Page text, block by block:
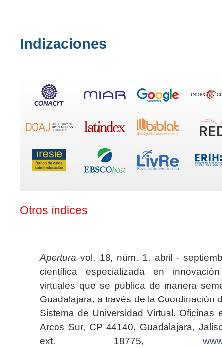
Indizaciones
Otros índices
Apertura vol. 18, núm. 1, abril -
científica especializada en
virtuales que se publica de manera
Guadalajara, a través de la Coordinación
Sistema de Universidad Virtual. Oficinas
Arcos Sur, CP 44140, Guadalajara,
ext. 18775,